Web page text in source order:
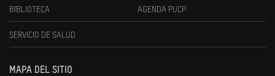
BIBLIOTECA AGENDA PUCP
SERVICIO DE SALUD
MAPA DEL SITIO